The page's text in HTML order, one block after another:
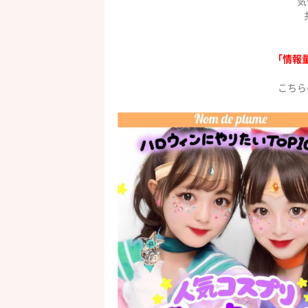
「情
こち